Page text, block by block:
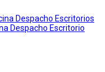
Despacho Escritorios
Despacho Escritorio